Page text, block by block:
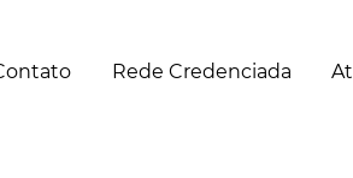
Rede Credenciada